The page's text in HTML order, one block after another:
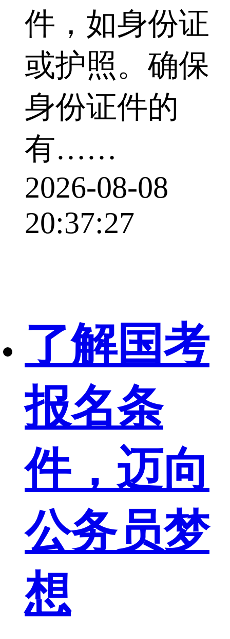
件，如身份证
或护照。确保
身份证件的
有……
2026-08-08
20:37:27
了解国考
报名条
件，迈向
公务员梦
想